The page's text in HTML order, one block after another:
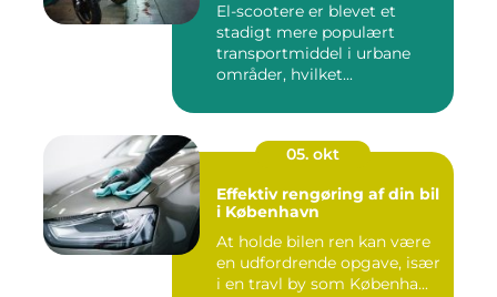
El-scootere er blevet et
stadigt mere populært
transportmiddel i urbane
områder, hvilket...
05. okt
Effektiv rengøring af din bil
i København
At holde bilen ren kan være
en udfordrende opgave, især
i en travl by som Københa...